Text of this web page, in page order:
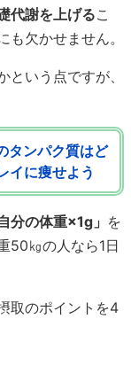
代謝を上げるこ
欠かせません。
いう点ですが、
タンパク質はど
イに痩せよう
分の体重×1g」 を
50㎏の人なら1日
取のポイントを4